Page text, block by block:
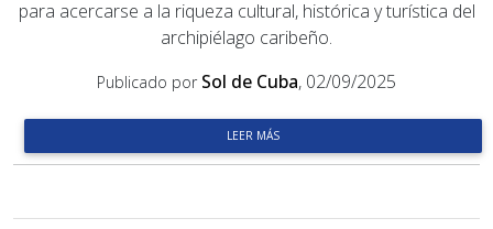
para acercarse a la riqueza cultural, histórica y turística del
archipiélago caribeño.
Publicado por Sol de Cuba, 02/09/2025
LEER MÁS